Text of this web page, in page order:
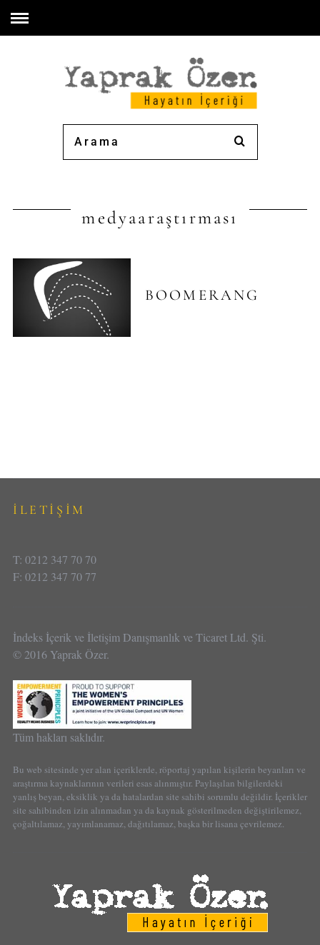
medyaaraştırması
BOOMERANG
İLETİŞİM
T: 0212 347 70 70
F: 0212 347 70 77
İndeks İçerik ve İletişim Danışmanlık ve Ticaret Ltd. Şti.
© 2016 Yaprak Özer.
Tüm hakları saklıdır.
Bu web sitesinde yer alan içeriklerde, röportaj yapılan kişilerin beyanları ve
araştırma kaynaklarının verileri esas alınmıştır. Paylaşılan bilgilerdeki
yanlış beyan, eksiklik ya da hatalardan site sahibi sorumlu değildir. İçerikler
site sahibinden izin alınmadan ya da kaynak gösterilmeden değiştirilemez,
çoğaltılamaz, yayımlanamaz, dağıtılamaz, başka bir lisana çevrilemez.